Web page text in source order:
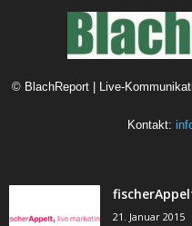
© BlachReport | Live-
Kontakt:
21. Januar 2015